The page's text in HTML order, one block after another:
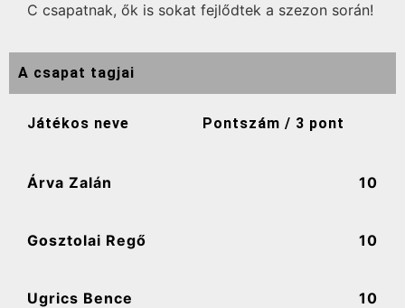
C csapatnak, ők is sokat fejlődtek a szezon során!
A csapat tagjai
Játékos neve Pontszám / 3 pont
Árva Zalán 10
Gosztolai Regő 10
Ugrics Bence 10